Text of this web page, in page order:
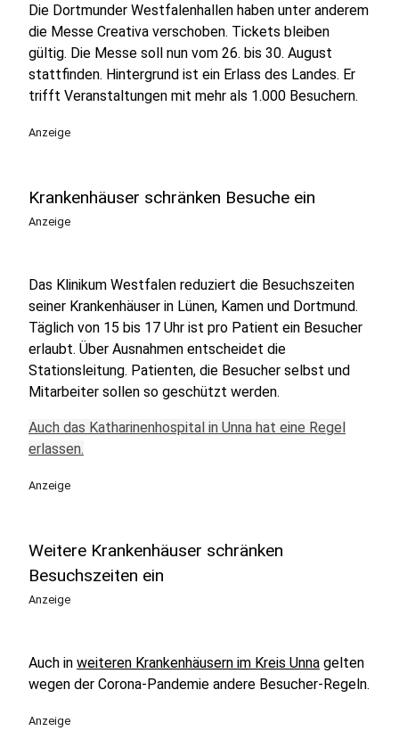
Die Dortmunder Westfalenhallen haben unter anderem
die Messe Creativa verschoben. Tickets bleiben
gültig. Die Messe soll nun vom 26. bis 30. August
stattfinden. Hintergrund ist ein Erlass des Landes. Er
trifft Veranstaltungen mit mehr als 1.000 Besuchern.
Anzeige
Krankenhäuser schränken Besuche ein
Anzeige
Das Klinikum Westfalen reduziert die Besuchszeiten
seiner Krankenhäuser in Lünen, Kamen und Dortmund.
Täglich von 15 bis 17 Uhr ist pro Patient ein Besucher
erlaubt. Über Ausnahmen entscheidet die
Stationsleitung. Patienten, die Besucher selbst und
Mitarbeiter sollen so geschützt werden.
Auch das Katharinenhospital in Unna hat eine Regel
erlassen.
Anzeige
Weitere Krankenhäuser schränken
Besuchszeiten ein
Anzeige
Auch in weiteren Krankenhäusern im Kreis Unna gelten
wegen der Corona-Pandemie andere Besucher-Regeln.
Anzeige